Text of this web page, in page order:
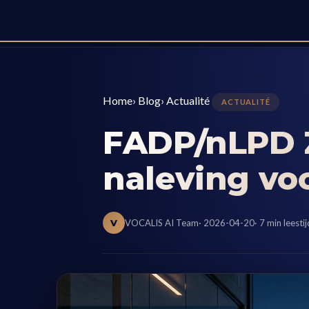
Home› Blog› Actualité ACTUALITÉ
FADP/
naleving
V VOCALIS AI Team· 2026-04-20· 7 min